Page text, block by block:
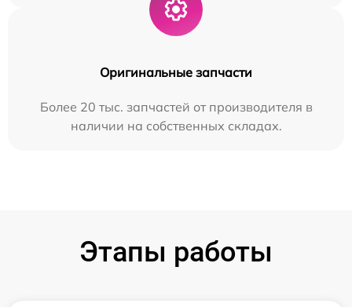
Оригинальные запчасти
Более 20 тыс. запчастей от производителя в
наличии на собственных складах.
Этапы работы